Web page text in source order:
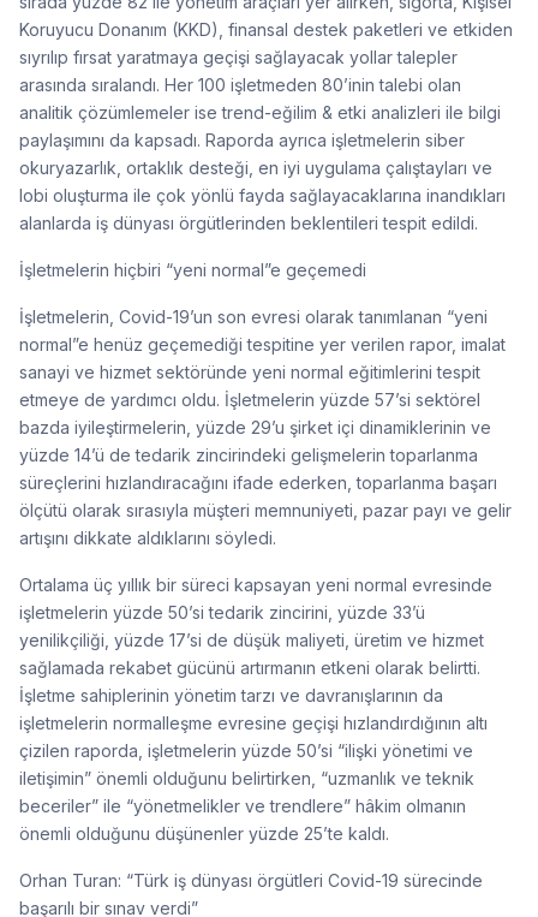
Koruyucu Donanım (KKD), finansal destek paketleri ve etkiden
sıyrılıp fırsat yaratmaya geçişi sağlayacak yollar talepler
arasında sıralandı. Her 100 işletmeden 80’inin talebi olan
analitik çözümlemeler ise trend-eğilim & etki analizleri ile bilgi
paylaşımını da kapsadı. Raporda ayrıca işletmelerin siber
okuryazarlık, ortaklık desteği, en iyi uygulama çalıştayları ve
lobi oluşturma ile çok yönlü fayda sağlayacaklarına inandıkları
alanlarda iş dünyası örgütlerinden beklentileri tespit edildi.
İşletmelerin hiçbiri “yeni normal”e geçemedi
İşletmelerin, Covid-19’un son evresi olarak tanımlanan “yeni
normal”e henüz geçemediği tespitine yer verilen rapor, imalat
sanayi ve hizmet sektöründe yeni normal eğitimlerini tespit
etmeye de yardımcı oldu. İşletmelerin yüzde 57’si sektörel
bazda iyileştirmelerin, yüzde 29’u şirket içi dinamiklerinin ve
yüzde 14’ü de tedarik zincirindeki gelişmelerin toparlanma
süreçlerini hızlandıracağını ifade ederken, toparlanma başarı
ölçütü olarak sırasıyla müşteri memnuniyeti, pazar payı ve gelir
artışını dikkate aldıklarını söyledi.
Ortalama üç yıllık bir süreci kapsayan yeni normal evresinde
işletmelerin yüzde 50’si tedarik zincirini, yüzde 33’ü
yenilikçiliği, yüzde 17’si de düşük maliyeti, üretim ve hizmet
sağlamada rekabet gücünü artırmanın etkeni olarak belirtti.
İşletme sahiplerinin yönetim tarzı ve davranışlarının da
işletmelerin normalleşme evresine geçişi hızlandırdığının altı
çizilen raporda, işletmelerin yüzde 50’si “ilişki yönetimi ve
iletişimin” önemli olduğunu belirtirken, “uzmanlık ve teknik
beceriler” ile “yönetmelikler ve trendlere” hâkim olmanın
önemli olduğunu düşünenler yüzde 25’te kaldı.
Orhan Turan: “Türk iş dünyası örgütleri Covid-19 sürecinde
başarılı bir sınav verdi”